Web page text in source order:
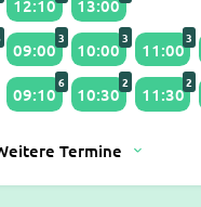
12:10 13:00
09:00
3
10:00
3
11:00
3
09:10
6
10:30
2
11:30
2
Termine